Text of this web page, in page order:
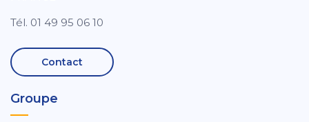
Tél. 01 49 95 06 10
Contact
Groupe